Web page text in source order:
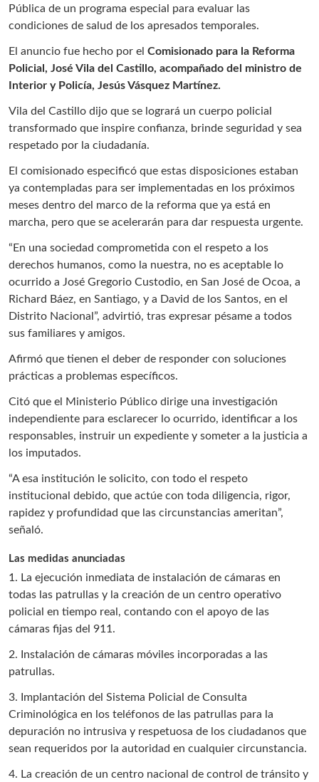
Pública de un programa especial para evaluar las
condiciones de salud de los apresados temporales.
El anuncio fue hecho por el Comisionado para la Reforma
Policial, José Vila del Castillo, acompañado del ministro de
Interior y Policía, Jesús Vásquez Martínez.
Vila del Castillo dijo que se logrará un cuerpo policial
transformado que inspire confianza, brinde seguridad y sea
respetado por la ciudadanía.
El comisionado especificó que estas disposiciones estaban
ya contempladas para ser implementadas en los próximos
meses dentro del marco de la reforma que ya está en
marcha, pero que se acelerarán para dar respuesta urgente.
“En una sociedad comprometida con el respeto a los
derechos humanos, como la nuestra, no es aceptable lo
ocurrido a José Gregorio Custodio, en San José de Ocoa, a
Richard Báez, en Santiago, y a David de los Santos, en el
Distrito Nacional”, advirtió, tras expresar pésame a todos
sus familiares y amigos.
Afirmó que tienen el deber de responder con soluciones
prácticas a problemas específicos.
Citó que el Ministerio Público dirige una investigación
independiente para esclarecer lo ocurrido, identificar a los
responsables, instruir un expediente y someter a la justicia a
los imputados.
“A esa institución le solicito, con todo el respeto
institucional debido, que actúe con toda diligencia, rigor,
rapidez y profundidad que las circunstancias ameritan”,
señaló.
Las medidas anunciadas
1. La ejecución inmediata de instalación de cámaras en
todas las patrullas y la creación de un centro operativo
policial en tiempo real, contando con el apoyo de las
cámaras fijas del 911.
2. Instalación de cámaras móviles incorporadas a las
patrullas.
3. Implantación del Sistema Policial de Consulta
Criminológica en los teléfonos de las patrullas para la
depuración no intrusiva y respetuosa de los ciudadanos que
sean requeridos por la autoridad en cualquier circunstancia.
4. La creación de un centro nacional de control de tránsito y